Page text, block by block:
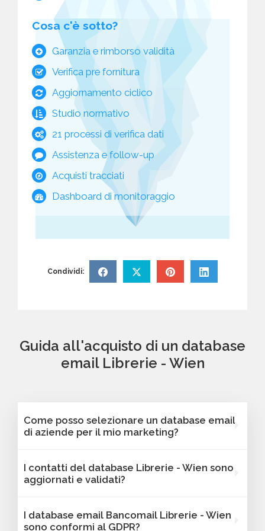
Cosa c'è sotto?
Garanzia e rimborso validità
Verifica pre fornitura
Aggiornamento ciclico
Studio normativo
21 processi di verifica dati
Assistenza e follow-up
Acquisti tracciati
Dashboard di monitoraggio
Condividi:
Guida all'acquisto di un database
email Librerie - Wien
Come posso selezionare un database email
di aziende per il mio marketing?
nostra piattaforma Bancomail. Troverai
contatti B2B verificati di aziende attive Librerie
email e sono filtrabili per area geografica,
I contatti del database Librerie - Wien sono
aggiornati e validati?
includano email attive e aggiornate. I nostri
I database email Bancomail Librerie - Wien
sono conformi al GDPR?